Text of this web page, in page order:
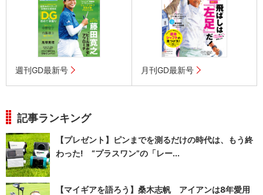
週刊GD最新号 月刊GD最新号
記事ランキング
【プレゼント】ピンまでを測るだけの時代は、もう終
わった! “プラスワン”の「レー...
【マイギアを語ろう】桑木志帆 アイアンは8年愛用